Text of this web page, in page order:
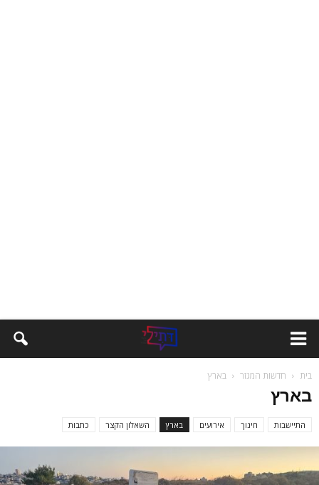
בית חדשות המגזר בארץ
בארץ
התיישבות חינוך אירועים בארץ השאלון הקצר כתבות